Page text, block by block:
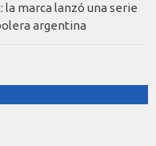
la marca lanzó una serie
argentina